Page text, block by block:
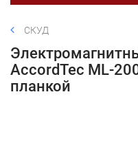
СКУД
AccordTec ML-
планкой